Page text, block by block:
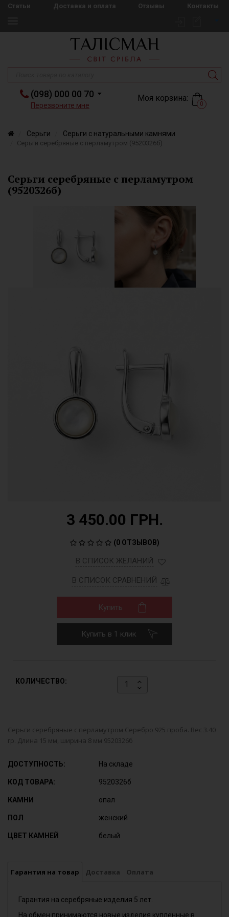
Статьи Доставка и оплата Отзывы Контакты
(098) 000 00 70
Перезвоните мне
Моя корзина:
0
Серьги Серьги с натуральными камнями
Серьги серебряные с перламутром (9520326б)
Серьги серебряные с перламутром
(9520326б)
3 450.00 ГРН.
(0 ОТЗЫВОВ)
В СПИСОК ЖЕЛАНИЙ
В СПИСОК СРАВНЕНИЙ
Купить
Купить в 1 клик
КОЛИЧЕСТВО:
Серьги серебряные с перламутром Серебро 925 проба. Вес 3.40
гр. Длина 15 мм, ширина 8 мм 9520326б
ДОСТУПНОСТЬ: На складе
КОД ТОВАРА: 9520326б
КАМНИ опал
ПОЛ женский
ЦВЕТ КАМНЕЙ белый
Гарантия на товар Доставка Оплата
Гарантия на серебряные изделия 5 лет.
На обмен принимаются новые изделия купленные в